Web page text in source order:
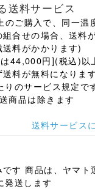
送料サービス
ご購入で、同一温
合せの場合、送料
料がかかります)
44,000円](税込)以
料が無料になります
のサービス規定で
商品は除きます
送料サービス
す 商品は、ヤマト
発送します